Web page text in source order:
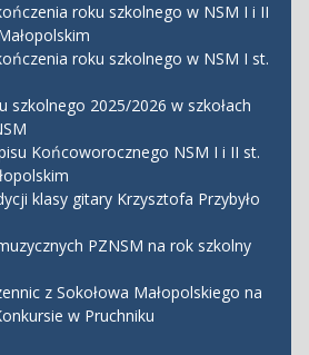
roku szkolnego w NSM I i II
roku szkolnego w NSM I st.
szkolnego 2025/2026 w szkołach
Końcoworocznego NSM I i II st.
klasy gitary Krzysztofa Przybyło
PZNSM na rok szkolny
z Sokołowa Małopolskiego na
w Pruchniku